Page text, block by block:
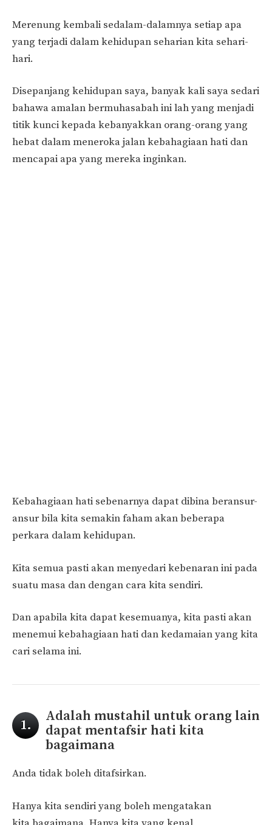
Merenung kembali sedalam-dalamnya setiap apa
yang terjadi dalam kehidupan seharian kita sehari-
hari.
Disepanjang kehidupan saya, banyak kali saya sedari
bahawa amalan bermuhasabah ini lah yang menjadi
titik kunci kepada kebanyakkan orang-orang yang
hebat dalam meneroka jalan kebahagiaan hati dan
mencapai apa yang mereka inginkan.
Kebahagiaan hati sebenarnya dapat dibina beransur-
ansur bila kita semakin faham akan beberapa
perkara dalam kehidupan.
Kita semua pasti akan menyedari kebenaran ini pada
suatu masa dan dengan cara kita sendiri.
Dan apabila kita dapat kesemuanya, kita pasti akan
menemui kebahagiaan hati dan kedamaian yang kita
cari selama ini.
1.
Adalah mustahil untuk orang lain
dapat mentafsir hati kita
bagaimana
Anda tidak boleh ditafsirkan.
Hanya kita sendiri yang boleh mengatakan